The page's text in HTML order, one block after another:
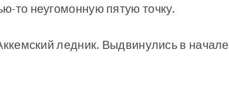
то неугомонную пятую точку.
ледник. Выдвинулись в начале